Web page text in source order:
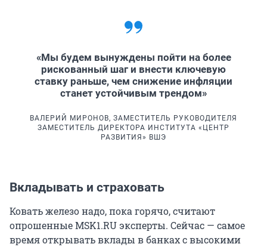
«Мы будем вынуждены пойти на более
рискованный шаг и внести ключевую
ставку раньше, чем снижение инфляции
станет устойчивым трендом»
ВАЛЕРИЙ МИРОНОВ, ЗАМЕСТИТЕЛЬ РУКОВОДИТЕЛЯ
ЗАМЕСТИТЕЛЬ ДИРЕКТОРА ИНСТИТУТА «ЦЕНТР
РАЗВИТИЯ» ВШЭ
Вкладывать и страховать
Ковать железо надо, пока горячо, считают
опрошенные MSK1.RU эксперты. Сейчас — самое
время открывать вклады в банках с высокими